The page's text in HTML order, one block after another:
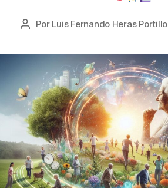
Autor
Por Luis Fernando Heras Portillo